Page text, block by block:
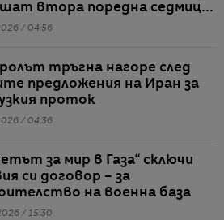
втора поредна седмица
/ 04:56
тръгна нагоре след
предложения на Иран за
проток
/ 04:36
за мир в Газа“ сключи
си договор – за
на военна база
/ 15:30